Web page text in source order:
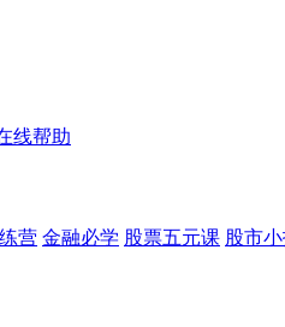
线帮助
营 金融必学 股票五元课 股市